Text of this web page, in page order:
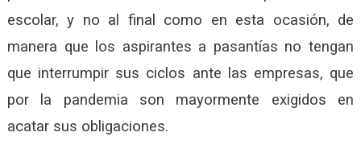
escolar, y no al final como en esta ocasión, de
manera que los aspirantes a pasantías no tengan
que interrumpir sus ciclos ante las empresas, que
por la pandemia son mayormente exigidos en
acatar sus obligaciones.